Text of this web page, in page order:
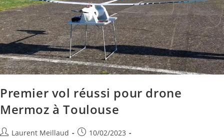
Premier vol réussi pour drone
Mermoz à Toulouse
Laurent Meillaud
10/02/2023